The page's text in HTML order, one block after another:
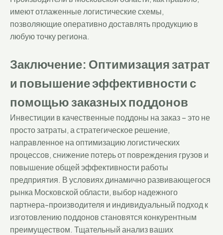
имеют отлаженные логистические схемы,
позволяющие оперативно доставлять продукцию в
любую точку региона.
Заключение: Оптимизация затрат
и повышение эффективности с
помощью заказных поддонов
Инвестиции в качественные поддоны на заказ – это не
просто затраты, а стратегическое решение,
направленное на оптимизацию логистических
процессов, снижение потерь от повреждения грузов и
повышение общей эффективности работы
предприятия. В условиях динамично развивающегося
рынка Московской области, выбор надежного
партнера-производителя и индивидуальный подход к
изготовлению поддонов становятся конкурентным
преимуществом. Тщательный анализ ваших